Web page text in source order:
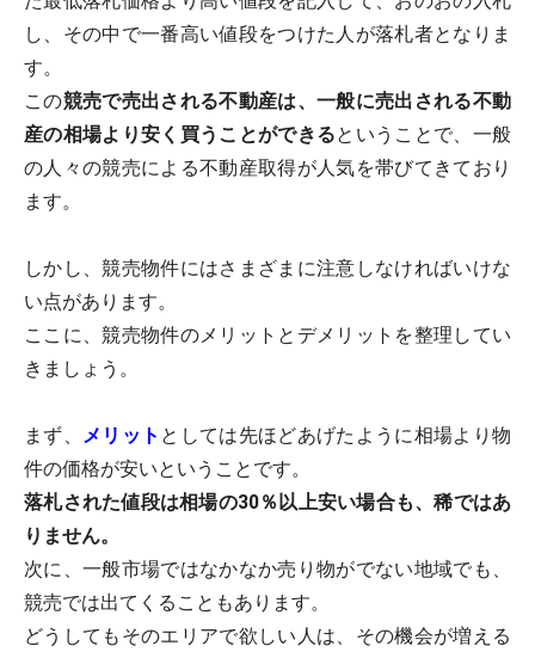
し、その中で一番高い値段をつけた人が落札者となりま
す。
この競売で売出される不動産は、一般に売出される不動
産の相場より安く買うことができるということで、一般
の人々の競売による不動産取得が人気を帯びてきており
ます。
しかし、競売物件にはさまざまに注意しなければいけな
い点があります。
ここに、競売物件のメリットとデメリットを整理してい
きましょう。
まず、 メリット としては先ほどあげたように相場より物
件の価格が安いということです。
落札された値段は相場の30％以上安い場合も、稀ではあ
りません。
次に、一般市場ではなかなか売り物がでない地域でも、
競売では出てくることもあります。
どうしてもそのエリアで欲しい人は、その機会が増える